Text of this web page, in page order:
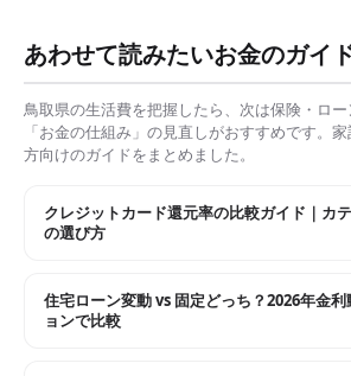
あわせて読みたいお金のガイ
鳥取県の生活費を把握したら、次は保険・ロ
「お金の仕組み」の見直しがおすすめです。
方向けのガイドをまとめました。
クレジットカード還元率の比較ガイド｜カ
の選び方
住宅ローン変動 vs 固定どっち？2026年金
ョンで比較